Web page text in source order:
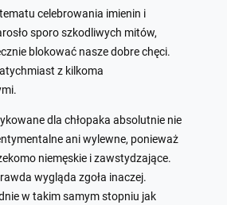
celebrowania imienin i
sporo szkodliwych mitów,
blokować nasze dobre chęci.
z kilkoma
dla chłopaka absolutnie nie
ani wylewne, ponieważ
niemęskie i zawstydzające.
wygląda zgoła inaczej.
w takim samym stopniu jak